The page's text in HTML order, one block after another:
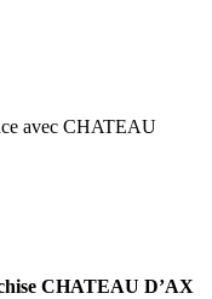
avec CHATEAU
CHATEAU D’AX